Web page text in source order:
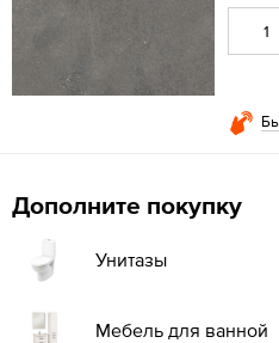
Дополните покупку
Унитазы
Мебель для ванной